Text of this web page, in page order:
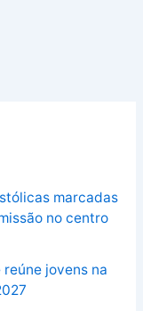
marcadas
no centro
jovens na